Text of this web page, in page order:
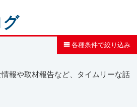
グ
各種条件で絞り込み
報や取材報告など、タイムリーな話